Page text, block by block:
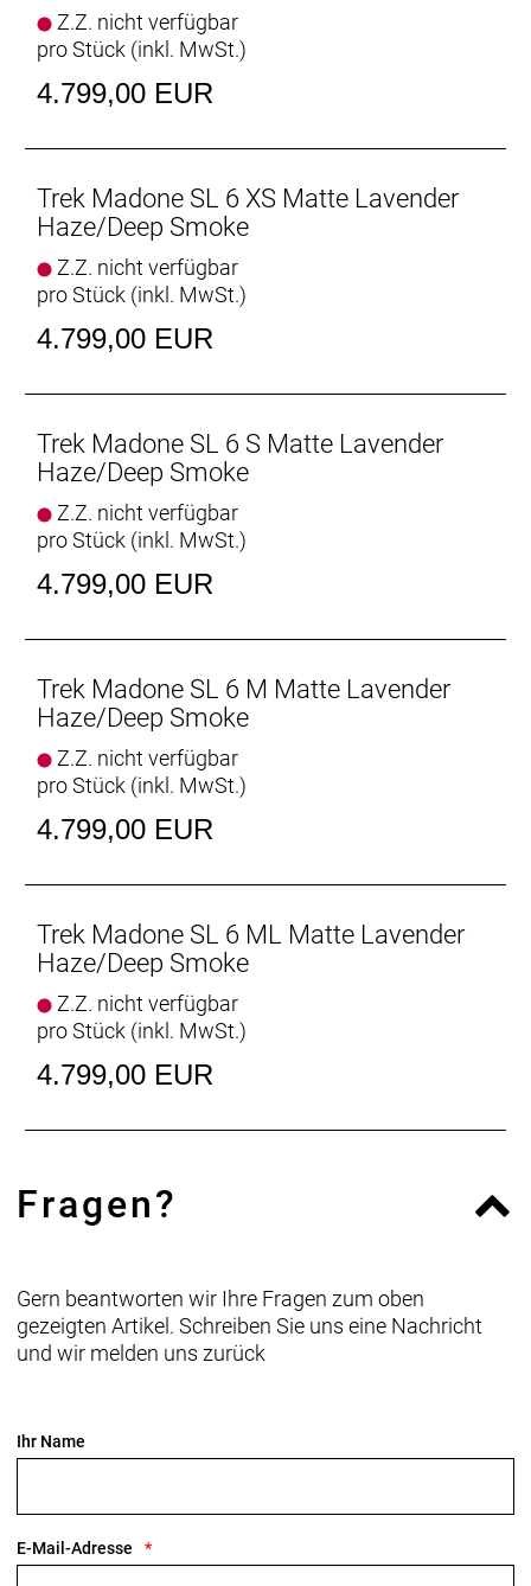
nachgiebiger.
Im Rennsport verwurzelt
Das Feedback der schnellsten Sprinter und Kletterer
Verstellbares Aero-Cockpit
Der im Vergleich zum Unterlenker schmalere
Oberlenker des Madone Gen 8 ermöglicht eine auf
Aerodynamik oder Power optimierte Positionierung
auf dem Bike. Und dank zweiteiligem
Lenker/Vorbau-Design lässt sich die Passform
Optionale aerodynamische Trinkflaschen für noch
mehr Spe
Die zusammen mit den Full System Foil
Rohrformen des Madone entwickelten RSL Aero-
Trinkflaschen und Flaschenhalter machen das
gesamte System schneller.
Rahmen: 500 Series OCLV Carbon, Full System Foil
Rohrprofile, IsoFlow-Sitzrohr, RCS Headset System,
elektronische oder mechanische Schaltung möglich,
abnehmbare Aero-Kettenführung, T47-Innenlager,
Flat Mount Scheibenbremsaufnahme, UDH,
142 x 12 mm Steckachse
Rahmenmaterial: Carbon
Gangschaltung: Shimano 105 R7150 Di2, 36 Z. an
größtem Ritzel
Anzahl Gänge: 1
Gabel: Madone Gen 8, Vollcarbon, konischer
abgeschrägte 12 x 100 mm Steckachse
Schaltwerk vorne: Shimano 105 R7150 Di2,
Schaltwerk hinten: Shimano 105 R7150 Di2, 36 Z.
Kurbelarmlänge
Z.Z. nicht verfügbar
pro Stück (inkl. MwSt.)
4.799,00 EUR
Trek Madone SL 6 XS Matte Lavender
Haze/Deep Smoke
Z.Z. nicht verfügbar
pro Stück (inkl. MwSt.)
4.799,00 EUR
Trek Madone SL 6 S Matte Lavender
Haze/Deep Smoke
Z.Z. nicht verfügbar
pro Stück (inkl. MwSt.)
4.799,00 EUR
Trek Madone SL 6 M Matte Lavender
Haze/Deep Smoke
Z.Z. nicht verfügbar
pro Stück (inkl. MwSt.)
4.799,00 EUR
Trek Madone SL 6 ML Matte Lavender
Haze/Deep Smoke
Z.Z. nicht verfügbar
pro Stück (inkl. MwSt.)
4.799,00 EUR
Fragen?
Gern beantworten wir Ihre Fragen zum oben
gezeigten Artikel. Schreiben Sie uns eine Nachricht
und wir melden uns zurück
Ihr Name
E-Mail-Adresse